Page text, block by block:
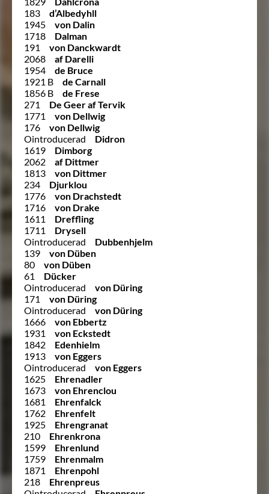
183
d’Albedyhll
1945
von Dalin
1718
Dalman
191
von Danckwardt
2068
af Darelli
1954
de Bruce
1921 B
de Carnall
1856 B
de Frese
271
De Geer af Tervik
1771
von Dellwig
176
von Dellwig
Ointroducerad
Didron
1619
Dimborg
2062
af Dittmer
1813
von Dittmer
234
Djurklou
1776
von Drachstedt
1716
von Drake
1611
Dreffling
1711
Drysell
Ointroducerad
Dubbenhjelm
139
von Düben
80
von Düben
61
Dücker
Ointroducerad
von Düring
171
von Düring
Ointroducerad
von Düring
1666
von Ebbertz
1931
von Eckstedt
1842
Edenhielm
1913
von Eggers
Ointroducerad
von Eggers
1625
Ehrenadler
1673
von Ehrenclou
1681
Ehrenfalck
1762
Ehrenfelt
1925
Ehrengranat
210
Ehrenkrona
1599
Ehrenlund
1759
Ehrenmalm
1871
Ehrenpohl
218
Ehrenpreus